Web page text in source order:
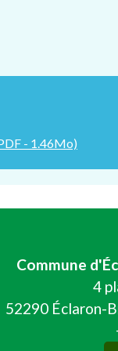
- 1.46Mo)
Commune
4
52290 Éclaron-